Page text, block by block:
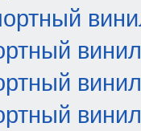
винил
винил
винил